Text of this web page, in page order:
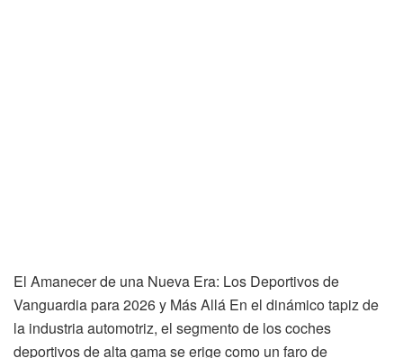
El Amanecer de una Nueva Era: Los Deportivos de
Vanguardia para 2026 y Más Allá En el dinámico tapiz de
la industria automotriz, el segmento de los coches
deportivos de alta gama se erige como un faro de